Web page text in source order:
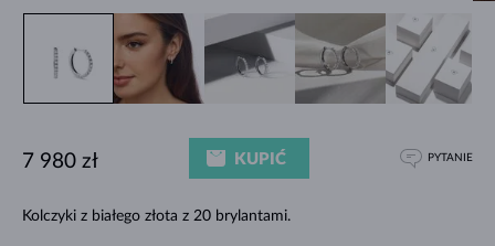
Kolczyki z białego złota z 20 brylantami.
7 980 zł KUPIĆ PYTANIE